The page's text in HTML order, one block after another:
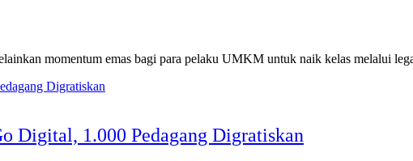
momentum emas bagi para pelaku UMKM untuk naik kelas melalui
Digital, 1.000 Pedagang Digratiskan